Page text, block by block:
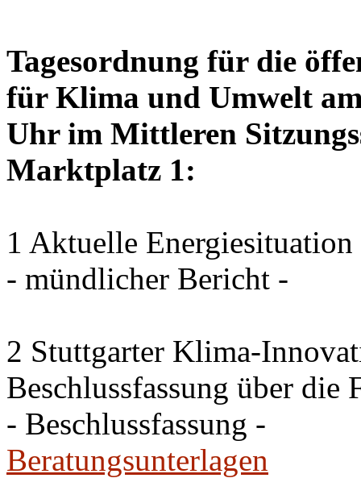
Tagesordnung für die
für Klima und Umwelt
Uhr im Mittleren
Marktplatz 1:
1 Aktuelle Energiesituation
- mündlicher Bericht -
2 Stuttgarter Klima-
Beschlussfassung über die
- Beschlussfassung -
Beratungsunterlagen